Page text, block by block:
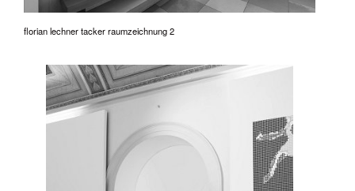
florian lechner tacker raumzeichnung 2